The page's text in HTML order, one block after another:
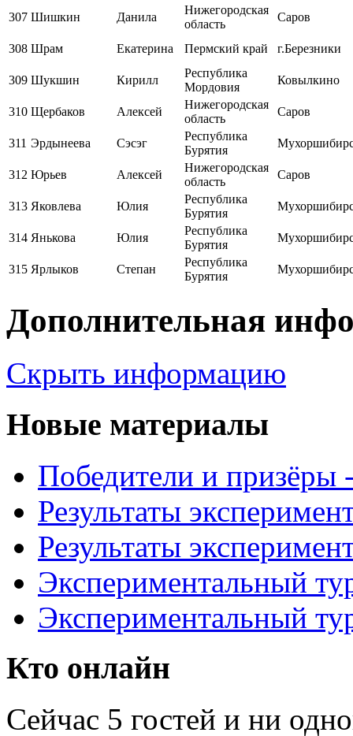
307 Шишкин Данила
Нижегородская
область
Саров
308 Шрам Екатерина Пермский край г.Березники
309 Шукшин Кирилл
Республика
Мордовия
Ковылкино
310 Щербаков Алексей
Нижегородская
область
Саров
311 Эрдынеева Сэсэг
Республика
Бурятия
312 Юрьев Алексей
Нижегородская
область
Саров
313 Яковлева Юлия
Республика
Бурятия
314 Янькова Юлия
Республика
Бурятия
315 Ярлыков Степан
Республика
Бурятия
Дополнительная
Скрыть информацию
Новые материалы
Победители и призёры
Результаты
Результаты
Экспериментальный
Экспериментальный
Кто онлайн
Сейчас 5 гостей и ни